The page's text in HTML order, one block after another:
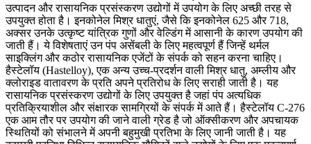
उत्पादन और रासायनिक प्रसंस्करण उद्योगों में उपयोग के लिए अच्छी तरह से
उपयुक्त होता है।इनकोनेल मिश्र धातुएं, जैसे किइनकोनेल 625 और 718,
अक्सर उनके उत्कृष्ट यांत्रिक गुणों और वेल्डिंग में आसानी के कारण उपयोग की
जाती हैं। ये विशेषताएं उन पंप असेंबली के लिए महत्वपूर्ण हैं जिन्हें थर्मल
साइक्लिंग और कठोर रासायनिक एजेंटों के संपर्क को सहन करना चाहिए।
हैस्टेलॉय (Hastelloy), एक अन्य उच्च-प्रदर्शन वाली मिश्र धातु, अम्लीय और
क्लोराइड वातावरण के प्रति अपने प्रतिरोध के लिए सराही जाती है। यह
रासायनिक प्रसंस्करण उद्योगों के लिए उपयुक्त है जहां पंप अत्यधिक
प्रतिक्रियाशील और संक्षारक सामग्रियों के संपर्क में आते हैं।हैस्टेलॉय C-276
एक आम तौर पर उपयोग की जाने वाली ग्रेड है जो ऑक्सीकरण और अपचायक
स्थितियों को संभालने में अपनी बहुमुखी प्रतिभा के लिए जानी जाती है। यह